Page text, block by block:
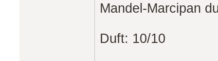
Mandel-Marcipan
Duft: 10/10